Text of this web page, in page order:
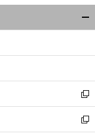
ウ
ィ
ン
ウ
開
く
新
し
い
ウ
新
し